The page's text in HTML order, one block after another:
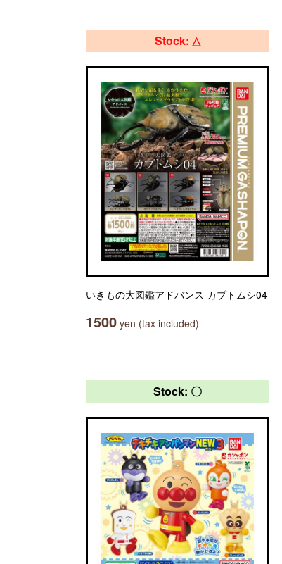
Stock: △
いきもの大図鑑アドバンス カブトムシ04
1500 yen (tax included)
Stock: 〇